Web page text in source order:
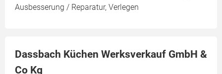
Ausbesserung / Reparatur, Verlegen
Dassbach Küchen Werksverkauf GmbH &
Co Kg